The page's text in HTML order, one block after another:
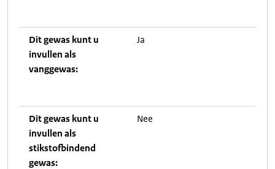
Dit gewas kunt u
invullen als
vanggewas:
Ja
Dit gewas kunt u
invullen als
stikstofbindend
gewas:
Nee